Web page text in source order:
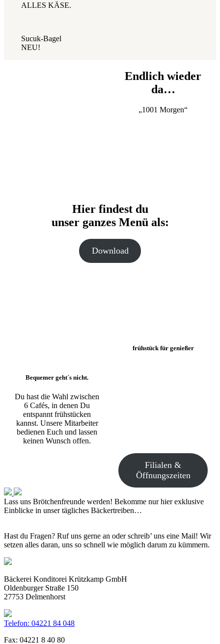
ALLES KÄSE.
Sucuk-Bagel
NEU!
Endlich wieder
da…
„1001 Morgen“
Hier findest du
unser ganzes Menü als:
Download
frühstück für genießer
Bequemer geht´s nicht.
Du hast die Wahl zwischen
6 Cafés, in denen Du
entspannt frühstücken
kannst. Unsere Mitarbeiter
bedienen Euch und lassen
keinen Wunsch offen.
Filialen &
Öffnungszeiten
Lass uns Brötchenfreunde werden! Bekomme nur hier exklusive
Einblicke in unser tägliches Bäckertreiben…
Hast du Fragen? Ruf uns gerne an oder schreib’ uns eine Mail! Wir
setzen alles daran, uns so schnell wie möglich darum zu kümmern.
Bäckerei Konditorei Krützkamp GmbH
Oldenburger Straße 150
27753 Delmenhorst
Telefon: 04221 84 048
Fax: 04221 8 40 80